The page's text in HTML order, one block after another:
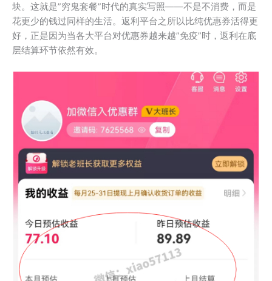
块。这就是”穷鬼套餐”时代的真实写照——不是不消费，而是
花更少的钱过同样的生活。返利平台之所以比纯优惠券活得更
好，正是因为当各大平台对优惠券越来越”免疫”时，返利在底
层结算环节依然有效。